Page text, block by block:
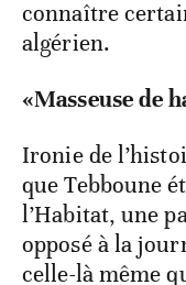
connaître
algérien.
«Masseuse de
Ironie de
que Tebboune
l’Habitat, une
opposé à la
celle-là même